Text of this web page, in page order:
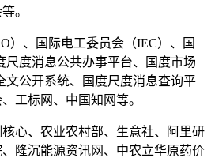
。
、国际电工委员会（IEC）、国
尺度消息公共办事平台、国度市场
文公开系统、国度尺度消息查询平
工标网、中国知网等。
、农业农村部、生意社、阿里研
隆沉能源资讯网、中农立华原药价